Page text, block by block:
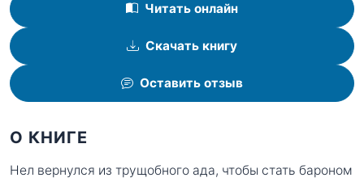
Читать онлайн
Скачать книгу
Оставить отзыв
О КНИГЕ
Нел вернулся из трущобного ада, чтобы стать бароном